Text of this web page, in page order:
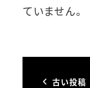
ていません。
古い投稿